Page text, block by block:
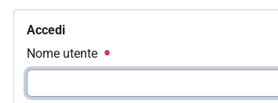
Accedi
Nome utente